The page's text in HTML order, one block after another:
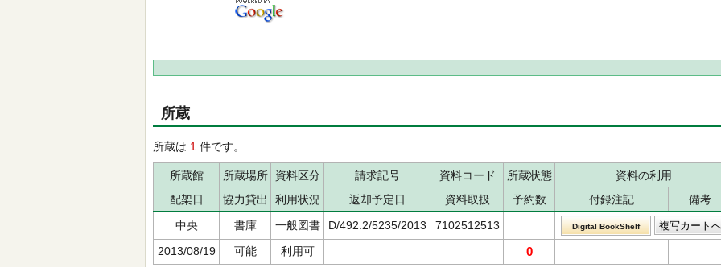
所蔵
所蔵は 1 件です。
所蔵館 所蔵場所 資料区分 請求記号 資料コード 所蔵状態
資料の利用
配架日
協力貸出 利用状況 返却予定日 資料取扱 予約数 付録注記
備考
中央
書庫 一般図書 D/492.2/5235/2013 7102512513 Digital BookShelf
2013/08/19 可能 利用可 0